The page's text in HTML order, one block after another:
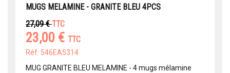
MUGS MELAMINE - GRANITE BLEU 4PCS
27,09 €TTC
23,00 € TTC
Réf: 546EA5314
MUG GRANITE BLEU MELAMINE - 4 mugs mélamine